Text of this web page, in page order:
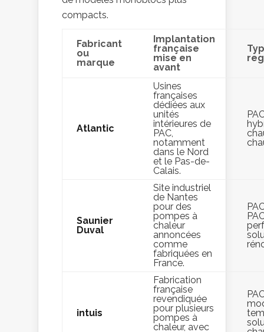
compacts.
Fabricant
ou
marque
Implantation
française
mise en
avant
Atlantic
Usines
françaises
dédiées aux
unités
intérieures de
PAC,
notamment
dans le Nord
et le Pas-de-
Calais.
Saunier
Duval
Site industriel
de Nantes
pour des
pompes à
chaleur
annoncées
comme
fabriquées en
France.
intuis
Fabrication
française
revendiquée
pour plusieurs
pompes à
chaleur, avec